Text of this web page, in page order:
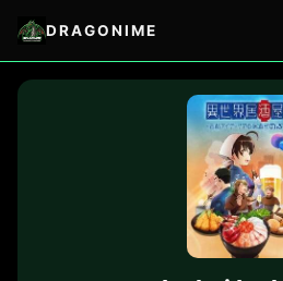
DRAGONIME